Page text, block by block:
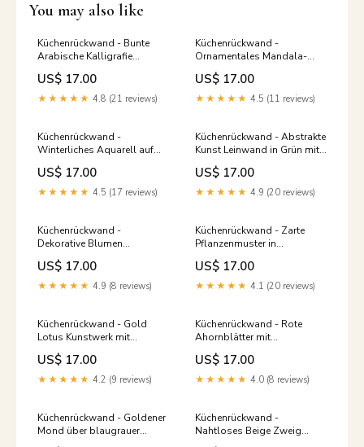
You may also like
Küchenrückwand - Bunte
Arabische Kalligrafie
Dekoration Erfrischendes
Getränk
US$ 17.00
★★★★★ 4.8 (21 reviews)
Küchenrückwand -
Ornamentales Mandala-
Muster in Beige kiefer
US$ 17.00
★★★★★ 4.5 (11 reviews)
Küchenrückwand -
Winterliches Aquarell auf
Erdton-Hintergrund
Hintergrundstruktur
US$ 17.00
★★★★★ 4.5 (17 reviews)
Küchenrückwand - Abstrakte
Kunst Leinwand in Grün mit
Goldakzenten Pastellblauer
Hintergrund
US$ 17.00
★★★★★ 4.9 (20 reviews)
Küchenrückwand -
Dekorative Blumen
Tapetenillustration
Nachtblau Braut am Strand
US$ 17.00
★★★★★ 4.9 (8 reviews)
Küchenrückwand - Zarte
Pflanzenmuster in
Pastellfarben KR-002444
US$ 17.00
★★★★★ 4.1 (20 reviews)
Küchenrückwand - Gold
Lotus Kunstwerk mit
dunklem Hintergrund
Gourmet-Illustration
US$ 17.00
★★★★★ 4.2 (9 reviews)
Küchenrückwand - Rote
Ahornblätter mit
Wolkenmuster KR-000678
US$ 17.00
★★★★★ 4.0 (8 reviews)
Küchenrückwand - Goldener
Mond über blaugrauer
Abstraktlandschaft KR-
Küchenrückwand -
Nahtloses Beige Zweig
Illustrationsmuster